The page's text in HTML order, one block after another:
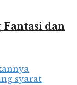
dan